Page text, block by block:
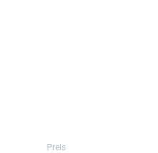
Preis